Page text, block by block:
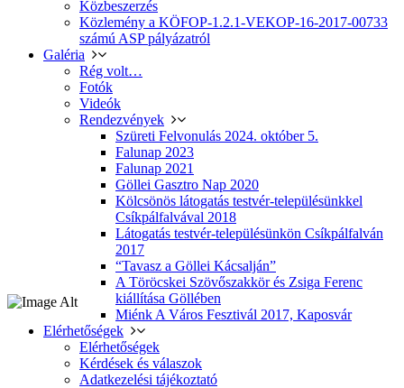
Közbeszerzés
Közlemény a KÖFOP-1.2.1-VEKOP-16-2017-00733
számú ASP pályázatról
Galéria
Rég volt…
Fotók
Videók
Rendezvények
Szüreti Felvonulás 2024. október 5.
Falunap 2023
Falunap 2021
Göllei Gasztro Nap 2020
Kölcsönös látogatás testvér-településünkkel
Csíkpálfalvával 2018
Látogatás testvér-településünkön Csíkpálfalván
2017
“Tavasz a Göllei Kácsalján”
A Töröcskei Szövőszakkör és Zsiga Ferenc
kiállítása Göllében
Miénk A Város Fesztivál 2017, Kaposvár
Elérhetőségek
Elérhetőségek
Kérdések és válaszok
Adatkezelési tájékoztató